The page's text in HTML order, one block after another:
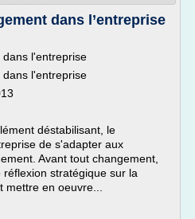
dans l’entreprise
l'entreprise
l'entreprise
déstabilisant, le
de s'adapter aux
Avant tout changement,
stratégique sur la
en oeuvre...